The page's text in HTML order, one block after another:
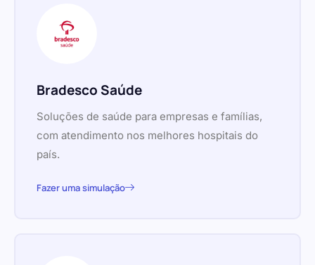
Bradesco Saúde
Soluções de saúde para empresas e famílias,
com atendimento nos melhores hospitais do
país.
Fazer uma simulação